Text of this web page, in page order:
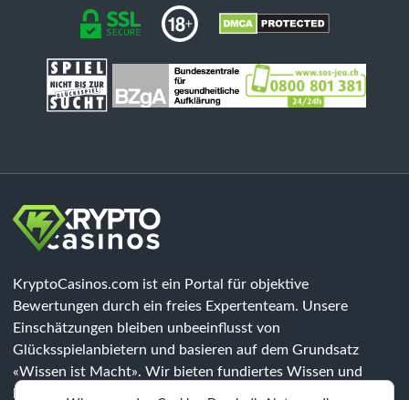
KryptoCasinos.com ist ein Portal für objektive
Bewertungen durch ein freies Expertenteam. Unsere
Einschätzungen bleiben unbeeinflusst von
Glücksspielanbietern und basieren auf dem Grundsatz
«Wissen ist Macht». Wir bieten fundiertes Wissen und